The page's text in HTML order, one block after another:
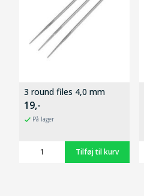
3 round files 4,0 mm
19,-
På lager